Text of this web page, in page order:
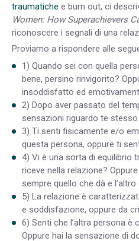
traumatiche e burn out, ci
Women: How Superachievers
riconoscere i segnali di una
Proviamo a rispondere alle
1) Quando sei con quella
bene, persino rinvigorito?
insoddisfatto ed
2) Dopo aver passato del
sensazioni riguardo te
3) Ti senti fisicamente e/o
questa persona, oppure ti
4) Vi è una sorta di equilibrio
riceve nella relazione?
sempre quello che dà e l’altro
5) La relazione è
e soddisfazione, oppure da
6) Senti che l’altra persona è
Oppure hai la sensazione di